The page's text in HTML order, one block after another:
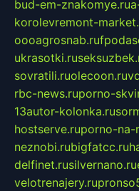
bud-em-znakomye.ru
korolevremont-
oooagrosnab.ru
ukrasotki.ru
sovratili.ruolecoon.ru
rbc-news.ruporno-
13autor-kolonka.ru
hostserve.ruporno-na-
neznobi.rubigfatcc.ru
delfinet.rusilvernano.ru
velotrenajery.ru